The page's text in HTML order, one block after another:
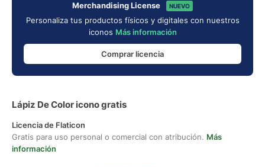
Merchandising License NUEVO
Personaliza tus productos físicos y digitales con nuestros
iconos Más información
Comprar licencia
Lápiz De Color icono gratis
Licencia de Flaticon
Gratis para uso personal o comercial con atribución. Más
información